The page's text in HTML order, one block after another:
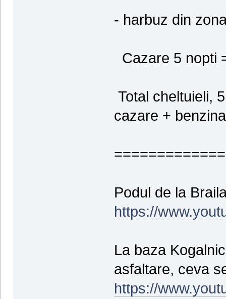
- harbuz din
Cazare 5 nopti
Total cheltuieli,
cazare +
Podul de la
https://
La baza
asfaltare, ceva
https://